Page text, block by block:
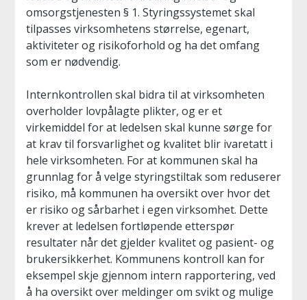
omsorgstjenesten § 1. Styringssystemet skal
tilpasses virksomhetens størrelse, egenart,
aktiviteter og risikoforhold og ha det omfang
som er nødvendig.
Internkontrollen skal bidra til at virksomheten
overholder lovpålagte plikter, og er et
virkemiddel for at ledelsen skal kunne sørge for
at krav til forsvarlighet og kvalitet blir ivaretatt i
hele virksomheten. For at kommunen skal ha
grunnlag for å velge styringstiltak som reduserer
risiko, må kommunen ha oversikt over hvor det
er risiko og sårbarhet i egen virksomhet. Dette
krever at ledelsen fortløpende etterspør
resultater når det gjelder kvalitet og pasient- og
brukersikkerhet. Kommunens kontroll kan for
eksempel skje gjennom intern rapportering, ved
å ha oversikt over meldinger om svikt og mulige